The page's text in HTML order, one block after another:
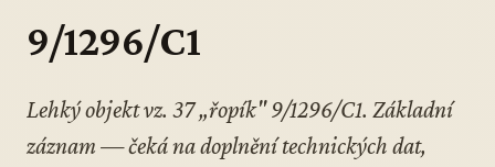
9/1296/C1
Lehký objekt vz. 37 „řopík" 9/1296/C1. Základní
záznam — čeká na doplnění technických dat,